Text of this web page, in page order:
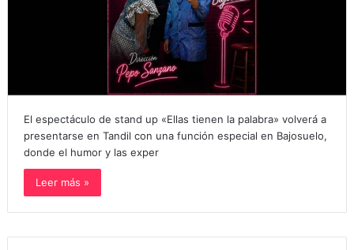
El espectáculo de stand up «Ellas tienen la palabra» volverá a
presentarse en Tandil con una función especial en Bajosuelo,
donde el humor y las exper
Leer más »